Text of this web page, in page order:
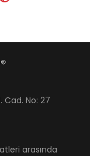
Cad. No: 27
arasında